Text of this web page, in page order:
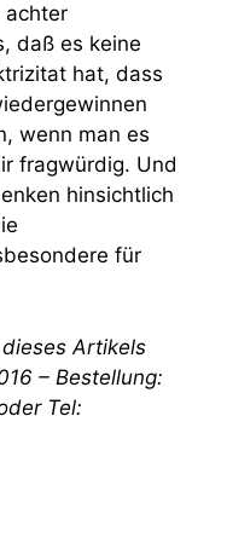
achter
daß es keine
hat, dass
wenn man es
fragwürdig. Und
hinsichtlich
für
Artikels
– Bestellung:
Tel: